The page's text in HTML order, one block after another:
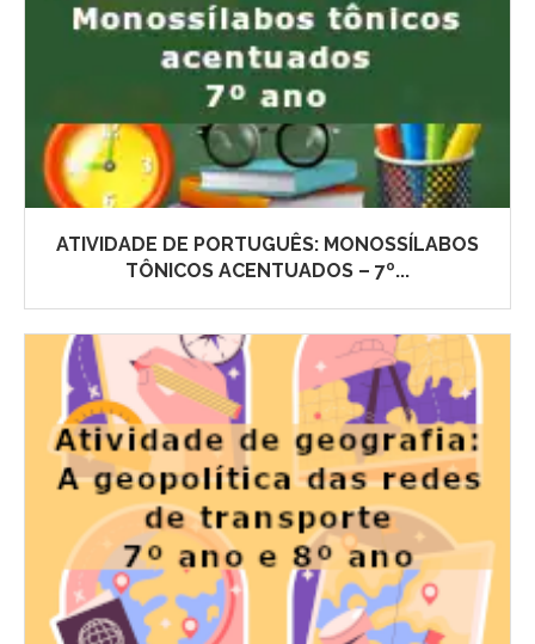
ATIVIDADE DE PORTUGUÊS: MONOSSÍLABOS
TÔNICOS ACENTUADOS – 7º...